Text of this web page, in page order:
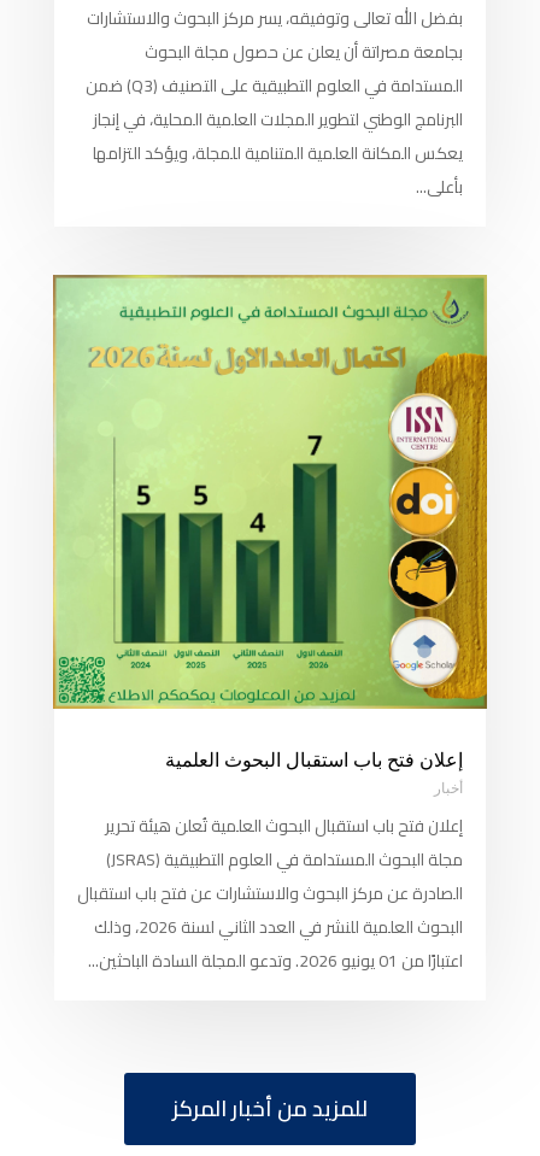
بفضل الله تعالى وتوفيقه، يسر مركز البحوث والاستشارات
بجامعة مصراتة أن يعلن عن حصول مجلة البحوث
المستدامة في العلوم التطبيقية على التصنيف (Q3) ضمن
البرنامج الوطني لتطوير المجلات العلمية المحلية، في إنجاز
يعكس المكانة العلمية المتنامية للمجلة، ويؤكد التزامها
بأعلى...
إعلان فتح باب استقبال البحوث العلمية
أخبار
إعلان فتح باب استقبال البحوث العلمية تُعلن هيئة تحرير
مجلة البحوث المستدامة في العلوم التطبيقية (JSRAS)
الصادرة عن مركز البحوث والاستشارات عن فتح باب استقبال
البحوث العلمية للنشر في العدد الثاني لسنة 2026، وذلك
اعتبارًا من 01 يونيو 2026. وتدعو المجلة السادة الباحثين...
للمزيد من أخبار المركز